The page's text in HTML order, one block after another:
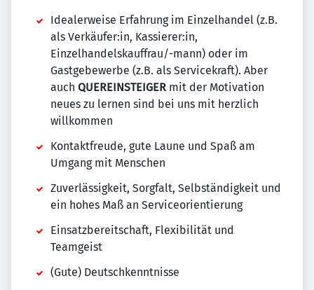
Idealerweise Erfahrung im Einzelhandel (z.B.
als Verkäufer:in, Kassierer:in,
Einzelhandelskauffrau/-mann) oder im
Gastgebewerbe (z.B. als Servicekraft). Aber
auch QUEREINSTEIGER mit der Motivation
neues zu lernen sind bei uns mit herzlich
willkommen
Kontaktfreude, gute Laune und Spaß am
Umgang mit Menschen
Zuverlässigkeit, Sorgfalt, Selbständigkeit und
ein hohes Maß an Serviceorientierung
Einsatzbereitschaft, Flexibilität und
Teamgeist
(Gute) Deutschkenntnisse